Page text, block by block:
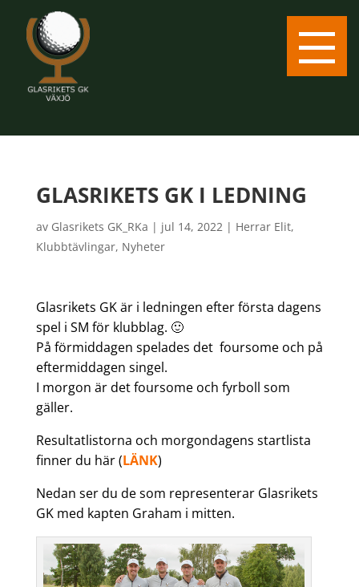
GLASRIKETS GK I LEDNING
av Glasrikets GK_RKa | jul 14, 2022| Herrar Elit,
Klubbtävlingar, Nyheter
Glasrikets GK är i ledningen efter första dagens
spel i SM för klubblag. 🙂
På förmiddagen spelades det foursome och på
eftermiddagen singel.
I morgon är det foursome och fyrboll som
gäller.
Resultatlistorna och morgondagens startlista
finner du här (LÄNK)
Nedan ser du de som representerar Glasrikets
GK med kapten Graham i mitten.